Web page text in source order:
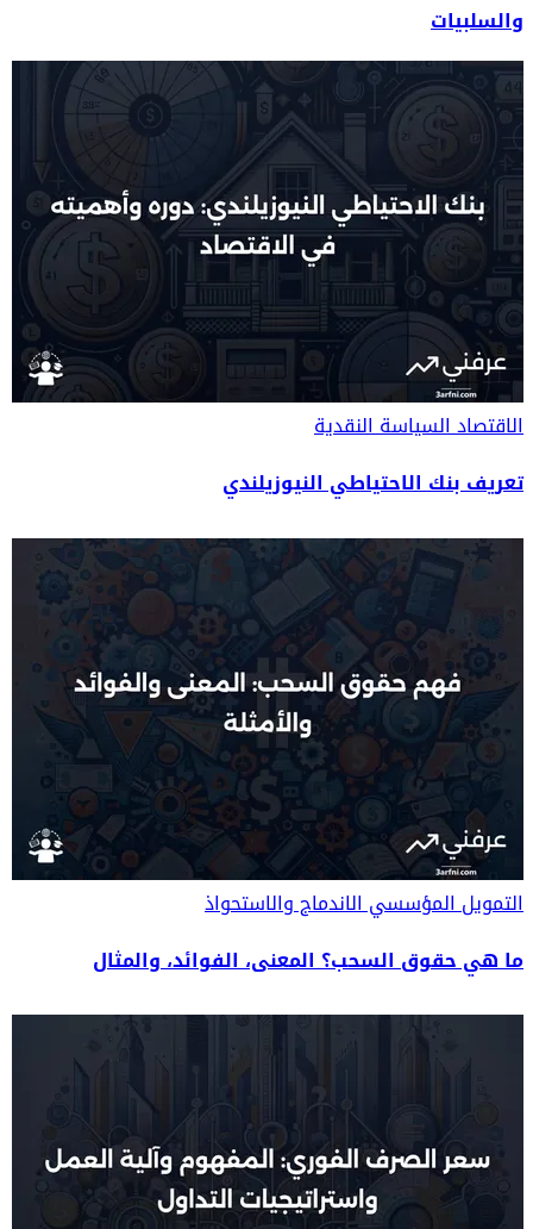
والسلبيات
الاقتصادالسياسة النقدية
تعريف بنك الاحتياطي النيوزيلندي
التمويل المؤسسيالاندماج والاستحواذ
ما هي حقوق السحب؟ المعنى، الفوائد، والمثال